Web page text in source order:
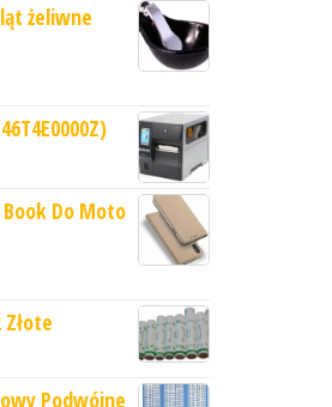
żeliwne
Do Moto
Podwójne